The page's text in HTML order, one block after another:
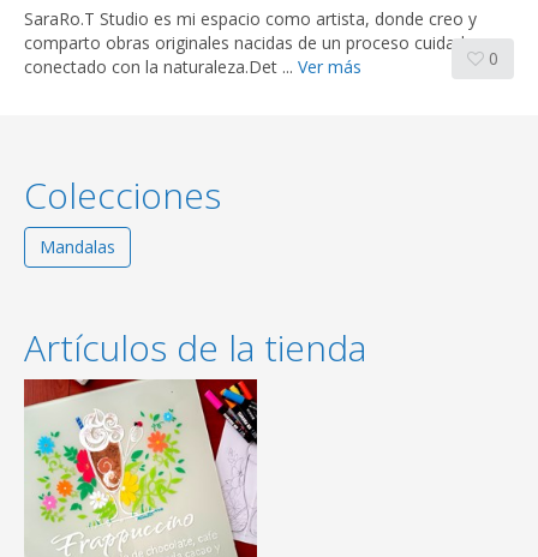
SaraRo.T Studio es mi espacio como artista, donde creo y
comparto obras originales nacidas de un proceso cuidado y
conectado con la naturaleza.Det ... Ver más 0
Colecciones
Mandalas
Artículos de la tienda